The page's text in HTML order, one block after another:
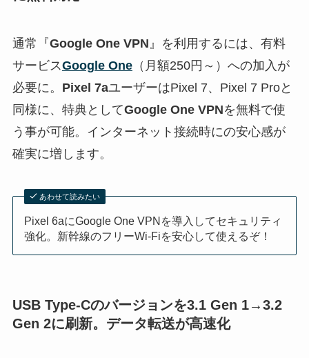
通常『Google One VPN 』を利用するには、有料
サービスGoogle One（月額250円～）への加入が
必要に。 Pixel 7aユーザーはPixel 7、Pixel 7 Proと
同様に、特典としてGoogle One VPNを無料で使
う事が可能。インターネット接続時にの安心感が
確実に増します。
あわせて読みたい
Pixel 6aにGoogle One VPNを導入してセキュリティ
強化。新幹線のフリーWi-Fiを安心して使えるぞ！
USB Type-Cのバージョンを3.1 Gen 1→3.2
Gen 2に刷新。データ転送が高速化